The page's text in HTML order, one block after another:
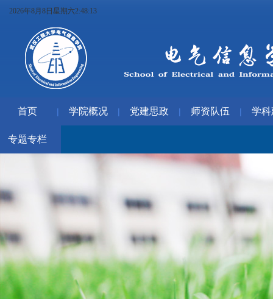
2026年8月8日星期六2:48:13
首页 | 学院概况 | 党建思政 | 师资队伍 | 学
专题专栏